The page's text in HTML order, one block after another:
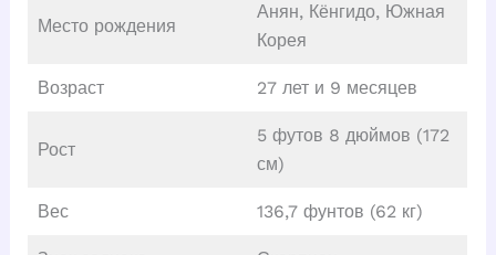
Место рождения
Анян, Кёнгидо, Южная
Корея
Возраст 27 лет и 9 месяцев
Рост
5 футов 8 дюймов (172
см)
Вес 136,7 фунтов (62 кг)